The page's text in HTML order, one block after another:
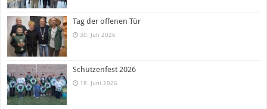
Tag der offenen Tür
30. Juli 2026
Schützenfest 2026
18. Juni 2026